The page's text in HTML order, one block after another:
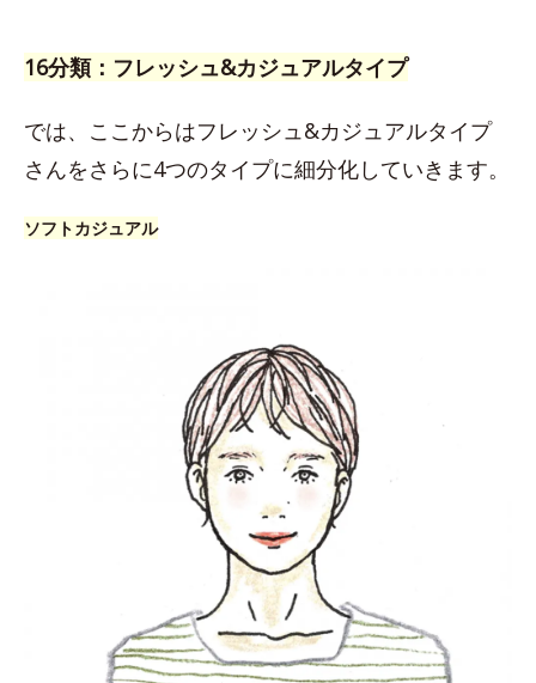
16分類：フレッシュ&カジュアルタイプ
では、ここからはフレッシュ&カジュアルタイプ
さんをさらに4つのタイプに細分化していきます。
ソフトカジュアル